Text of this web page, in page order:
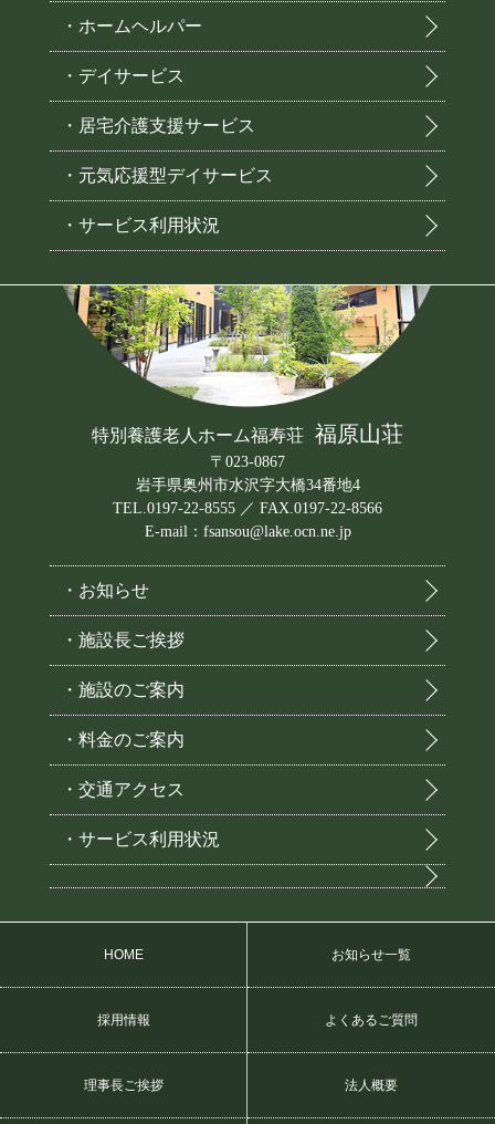
・ホームヘルパー
・デイサービス
・居宅介護支援サービス
・元気応援型デイサービス
・サービス利用状況
特別養護老人ホーム福寿荘 福原山荘
〒023-0867
岩手県奥州市水沢字大橋34番地4
TEL.0197-22-8555 ／ FAX.0197-22-8566
E-mail：fsansou@lake.ocn.ne.jp
・お知らせ
・施設長ご挨拶
・施設のご案内
・料金のご案内
・交通アクセス
・サービス利用状況
HOME お知らせ一覧
採用情報 よくあるご質問
理事長ご挨拶 法人概要